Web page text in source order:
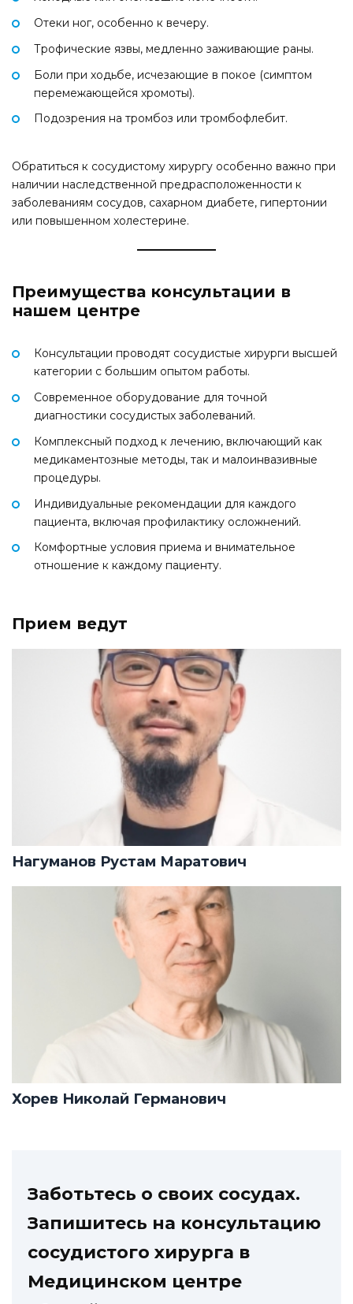
Отеки ног, особенно к вечеру.
Трофические язвы, медленно заживающие раны.
Боли при ходьбе, исчезающие в покое (симптом
перемежающейся хромоты).
Подозрения на тромбоз или тромбофлебит.
Обратиться к сосудистому хирургу особенно важно при
наличии наследственной предрасположенности к
заболеваниям сосудов, сахарном диабете, гипертонии
или повышенном холестерине.
Преимущества консультации в
нашем центре
Консультации проводят сосудистые хирурги высшей
категории с большим опытом работы.
Современное оборудование для точной
диагностики сосудистых заболеваний.
Комплексный подход к лечению, включающий как
медикаментозные методы, так и малоинвазивные
процедуры.
Индивидуальные рекомендации для каждого
пациента, включая профилактику осложнений.
Комфортные условия приема и внимательное
отношение к каждому пациенту.
Прием ведут
Нагуманов Рустам Маратович
Хорев Николай Германович
Заботьтесь о своих сосудах.
Запишитесь на консультацию
сосудистого хирурга в
Медицинском центре